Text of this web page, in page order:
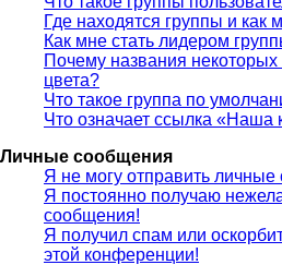
Где находятся группы и как
Как мне стать лидером
Почему названия
цвета?
Что такое группа по
Что означает ссылка «Наша
Личные сообщения
Я не могу отправить
Я постоянно получаю
сообщения!
Я получил спам или
этой конференции!